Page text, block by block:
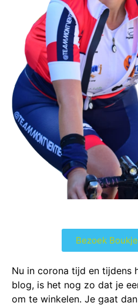
Bezoek
Nu in corona tijd en tijdens
blog, is het nog zo dat je
om te winkelen. Je gaat